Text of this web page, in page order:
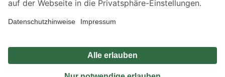
Umständen nicht in allen Märkten verfügbar. Die angegebenen Verfügbarkeiten beziehen
Produkte nur solange der Vorrat reicht.
*Paketversand ab 59 € versandkostenfrei, gilt nicht für Artikel mit Speditionsversand, hier
Privatsphäre Impressum
Nutzungsbedingungen
Widerrufsrecht
Vertrag widerrufen